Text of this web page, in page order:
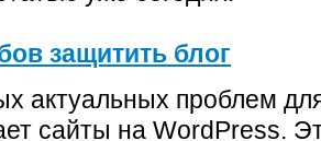
защитить блог
актуальных проблем
сайты на WordPress.